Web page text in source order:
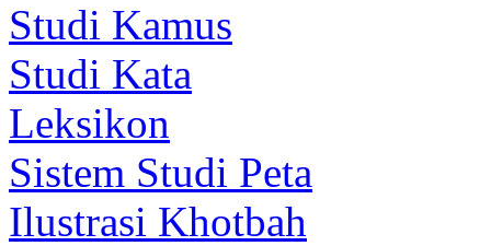
Studi Kamus
Studi Kata
Leksikon
Sistem Studi Peta
Ilustrasi Khotbah